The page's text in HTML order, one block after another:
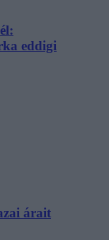
eddigi
árait